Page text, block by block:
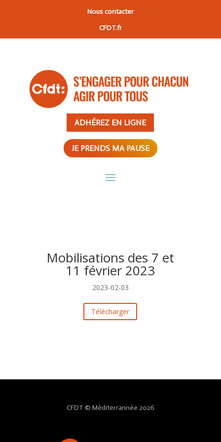
Nous contacter
CFDT.fr
ADHÉREZ EN LIGNE
JE PRENDS MA PAUSE
Mobilisations des 7 et
11 février 2023
2023-02-03
Télécharger
CFDT © Méditerrannée 2026